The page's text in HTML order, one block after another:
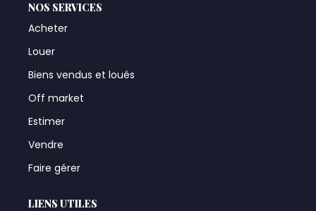
NOS SERVICES
Acheter
Louer
Biens vendus et loués
Off market
Estimer
Vendre
Faire gérer
LIENS UTILES